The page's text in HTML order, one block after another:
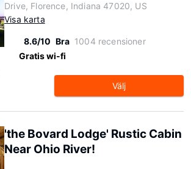
Drive, Florence, Indiana 47020, US
Visa karta
8.6/10 Bra 1004 recensioner
Gratis wi-fi
Välj
'the Bovard Lodge' Rustic Cabin
Near Ohio River!